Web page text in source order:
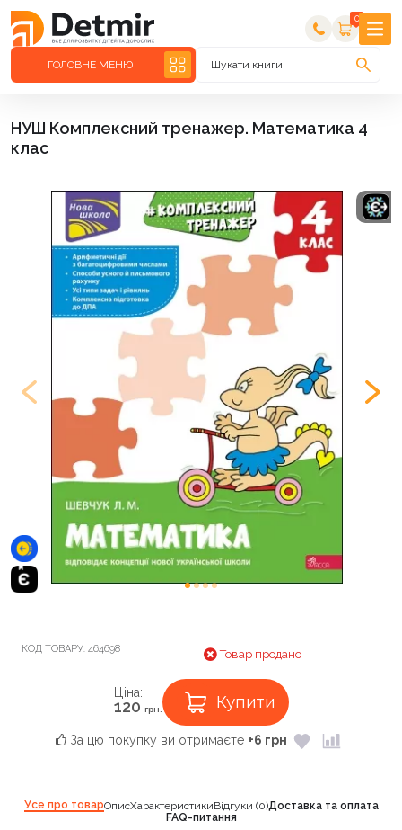
0
ГОЛОВНЕ МЕНЮ Шукати книги
НУШ Комплексний тренажер. Математика 4
клас
КОД ТОВАРУ: 464698 Товар продано
Ціна:
120 грн. Купити
За цю покупку ви отримаєте +6 грн
Усе про товарОписХарактеристикиВідгуки (0)Доставка та оплата
FAQ-питання